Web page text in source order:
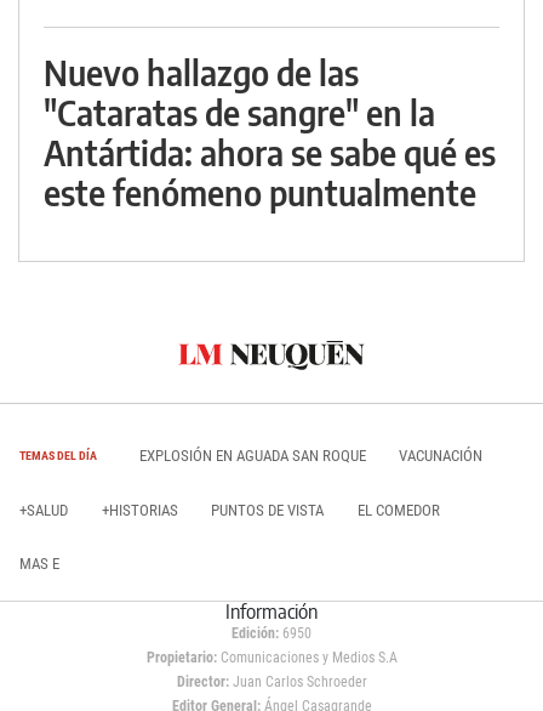
Nuevo hallazgo de las
"Cataratas de sangre" en la
Antártida: ahora se sabe qué es
este fenómeno puntualmente
TEMAS DEL DÍA EXPLOSIÓN EN AGUADA SAN ROQUE VACUNACIÓN
+SALUD +HISTORIAS PUNTOS DE VISTA EL COMEDOR
MAS E
Información
Edición: 6950
Propietario:Comunicaciones y Medios S.A
Director: Juan Carlos Schroeder
Editor General:Ángel Casagrande